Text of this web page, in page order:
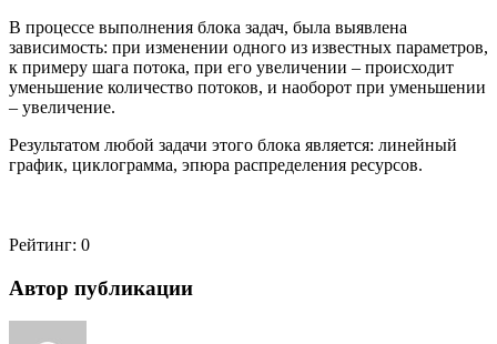
В процессе выполнения блока задач, была выявлена
зависимость: при изменении одного из известных параметров,
к примеру шага потока, при его увеличении – происходит
уменьшение количество потоков, и наоборот при уменьшении
– увеличение.
Результатом любой задачи этого блока является: линейный
график, циклограмма, эпюра распределения ресурсов.
Рейтинг: 0
Автор публикации